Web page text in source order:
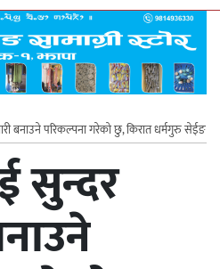
बनाउने परिकल्पना गरेको छु, किरात धर्मगुरु सेईङ
सुन्दर